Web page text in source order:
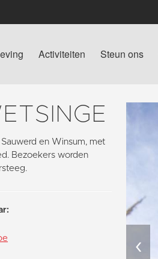
Activiteiten Steun ons
en Winsum, met
Bezoekers worden
‹